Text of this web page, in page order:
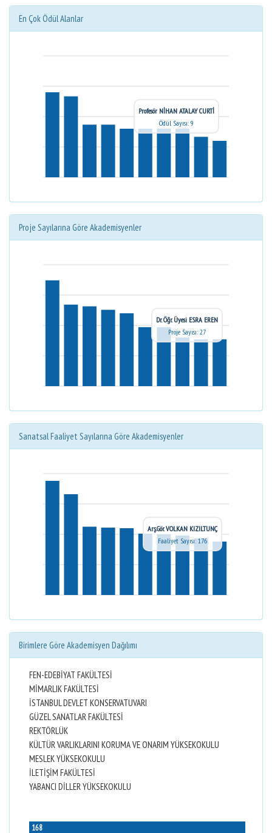
En Çok Ödül Alanlar
Profesör NİHAN ATALAY CURTİ
Ödül Sayısı: 9
Proje Sayılarına Göre Akademisyenler
Dr. Öğr. Üyesi ESRA EREN
Proje Sayısı: 27
Sanatsal Faaliyet Sayılarına Göre Akademisyenler
Arş.Gör. VOLKAN KIZILTUNÇ
Faaliyet Sayısı: 176
Birimlere Göre Akademisyen Dağılımı
FEN-EDEBİYAT FAKÜLTESİ
MİMARLIK FAKÜLTESİ
İSTANBUL DEVLET KONSERVATUVARI
GÜZEL SANATLAR FAKÜLTESİ
REKTÖRLÜK
KÜLTÜR VARLIKLARINI KORUMA VE ONARIM YÜKSEKOKULU
MESLEK YÜKSEKOKULU
İLETİŞİM FAKÜLTESİ
YABANCI DİLLER YÜKSEKOKULU
168